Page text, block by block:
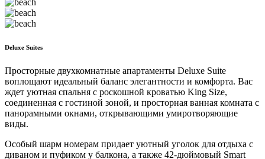
Deluxe Suites
Просторные двухкомнатные апартаменты Deluxe Suite
воплощают идеальный баланс элегантности и комфорта. Вас
ждет уютная спальня с роскошной кроватью King Size,
соединенная с гостиной зоной, и просторная ванная комната с
панорамными окнами, открывающими умиротворяющие
виды.
Особый шарм номерам придает уютный уголок для отдыха с
диваном и пуфиком у балкона, а также 42-дюймовый Smart